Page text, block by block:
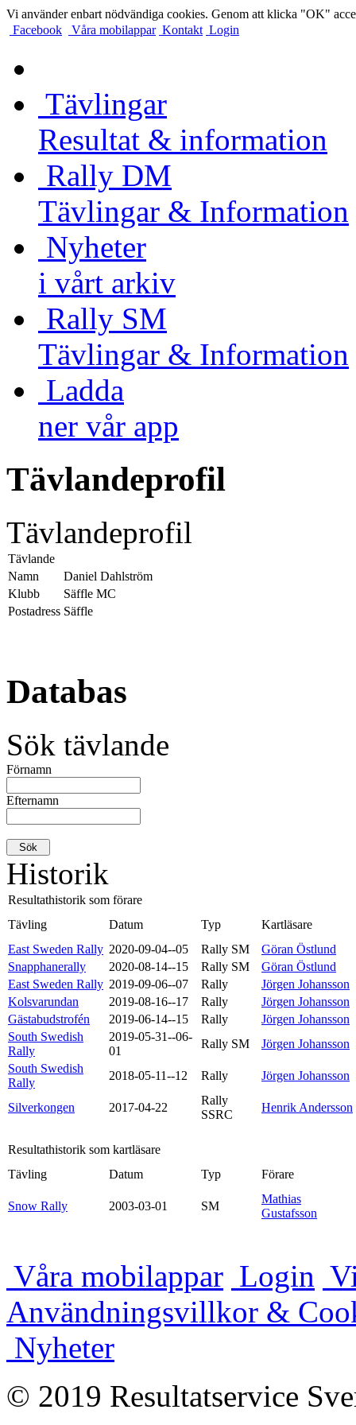
Vi använder enbart nödvändiga cookies. Genom att klicka "OK"
Facebook
Våra mobilappar Kontakt Login
Tävlingar
Resultat & information
Rally DM
Tävlingar & Information
Nyheter
i vårt arkiv
Rally SM
Tävlingar & Information
Ladda
ner vår app
Tävlandeprofil
Tävlandeprofil
Tävlande
Namn
Daniel Dahlström
Klubb
Säffle MC
Postadress Säffle
Databas
Sök tävlande
Förnamn
Efternamn
Historik
Resultathistorik som förare
Tävling
Datum Typ
Kartläsare
East Sweden Rally 2020-09-04--05 Rally SM
Göran Östlund
Snapphanerally
2020-08-14--15 Rally SM
Göran Östlund
East Sweden Rally 2019-09-06--07 Rally
Jörgen Johansson
Kolsvarundan
2019-08-16--17 Rally
Jörgen Johansson
Gästabudstrofén
2019-06-14--15 Rally
Jörgen Johansson
South Swedish
Rally
2019-05-31--06-
01
Rally SM
Jörgen Johansson
South Swedish
Rally
2018-05-11--12 Rally Jörgen Johansson
Silverkongen 2017-04-22
Rally
SSRC
Henrik Andersson
Resultathistorik som kartläsare
Tävling
Datum Typ Förare
Snow Rally 2003-03-01 SM
Mathias
Gustafsson
Våra mobilappar Login
Användningsvillkor &
Nyheter
© 2019 Resultatservice